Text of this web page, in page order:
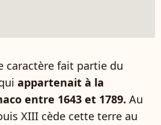
caractère fait partie du
appartenait à la
entre 1643 et 1789. Au
XIII cède cette terre au